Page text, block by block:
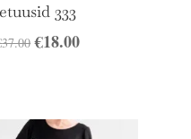
333
37.00 Algne
€37.00.
€18.00Praegune
€18.00.